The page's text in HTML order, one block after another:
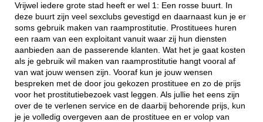
Vrijwel iedere grote stad heeft er wel 1: Een rosse buurt. In
deze buurt zijn veel sexclubs gevestigd en daarnaast kun je er
soms gebruik maken van raamprostitutie. Prostituees huren
een raam van een exploitant vanuit waar zij hun diensten
aanbieden aan de passerende klanten. Wat het je gaat kosten
als je gebruik wil maken van raamprostitutie hangt vooral af
van wat jouw wensen zijn. Vooraf kun je jouw wensen
bespreken met de door jou gekozen prostituee en zo de prijs
voor het prostitutiebezoek vast leggen. Als jullie het eens zijn
over de te verlenen service en de daarbij behorende prijs, kun
je je volledig overgeven aan de prostituee en er volop van